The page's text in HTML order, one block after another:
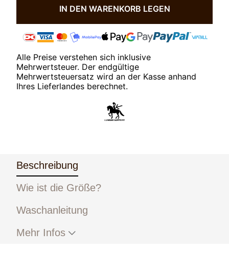
IN DEN WARENKORB LEGEN
Alle Preise verstehen sich inklusive
Mehrwertsteuer. Der endgültige
Mehrwertsteuersatz wird an der Kasse anhand
Ihres Lieferlandes berechnet.
Beschreibung
Wie ist die Größe?
Waschanleitung
Mehr Infos